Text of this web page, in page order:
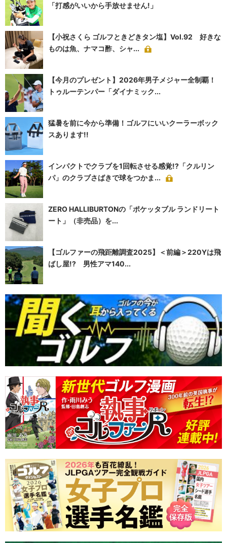
「打感がいいから手放せません!」
【小祝さくら ゴルフときどきタン塩】Vol.92 好きな
ものは魚、ナマコ酢、シャ...
【今月のプレゼント】2026年男子メジャー全制覇！
トゥルーテンパー「ダイナミック...
猛暑を前に今から準備！ゴルフにいいクーラーボック
スあります!!
インパクトでクラブを1回転させる感覚!?「クルリン
パ」のクラブさばきで球をつかま...
ZERO HALLIBURTONの「ポケッタブル ランドリート
ート」（非売品）を...
【ゴルファーの飛距離調査2025】＜前編＞220Yは飛
ばし屋!? 男性アマ140...